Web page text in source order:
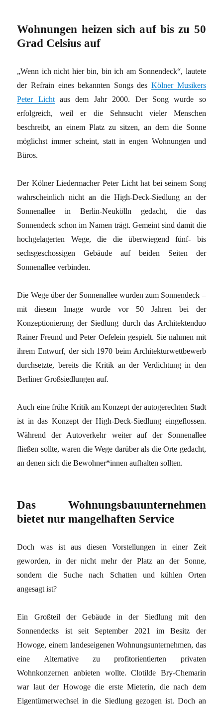
Wohnungen heizen sich auf bis zu 50
Grad Celsius auf
„Wenn ich nicht hier bin, bin ich am Sonnendeck“, lautete
der Refrain eines bekannten Songs des Kölner Musikers
Peter Lichtaus dem Jahr 2000. Der Song wurde so
erfolgreich, weil er die Sehnsucht vieler Menschen
beschreibt, an einem Platz zu sitzen, an dem die Sonne
möglichst immer scheint, statt in engen Wohnungen und
Büros.
Der Kölner Liedermacher Peter Licht hat bei seinem Song
wahrscheinlich nicht an die High-Deck-Siedlung an der
Sonnenallee in Berlin-Neukölln gedacht, die das
Sonnendeck schon im Namen trägt. Gemeint sind damit die
hochgelagerten Wege, die die überwiegend fünf- bis
sechsgeschossigen Gebäude auf beiden Seiten der
Sonnenallee verbinden.
Die Wege über der Sonnenallee wurden zum Sonnendeck –
mit diesem Image wurde vor 50 Jahren bei der
Konzeptionierung der Siedlung durch das Architektenduo
Rainer Freund und Peter Oefelein gespielt. Sie nahmen mit
ihrem Entwurf, der sich 1970 beim Architekturwettbewerb
durchsetzte, bereits die Kritik an der Verdichtung in den
Berliner Großsiedlungen auf.
Auch eine frühe Kritik am Konzept der autogerechten Stadt
ist in das Konzept der High-Deck-Siedlung eingeflossen.
Während der Autoverkehr weiter auf der Sonnenallee
fließen sollte, waren die Wege darüber als die Orte gedacht,
an denen sich die Bewohner*innen aufhalten sollten.
Das Wohnungsbauunternehmen
bietet nur mangelhaften Service
Doch was ist aus diesen Vorstellungen in einer Zeit
geworden, in der nicht mehr der Platz an der Sonne,
sondern die Suche nach Schatten und kühlen Orten
angesagt ist?
Ein Großteil der Gebäude in der Siedlung mit den
Sonnendecks ist seit September 2021 im Besitz der
Howoge, einem landeseigenen Wohnungsunternehmen, das
eine Alternative zu profitorientierten privaten
Wohnkonzernen anbieten wollte. Clotilde Bry-Chemarin
war laut der Howoge die erste Mieterin, die nach dem
Eigentümerwechsel in die Siedlung gezogen ist. Doch an